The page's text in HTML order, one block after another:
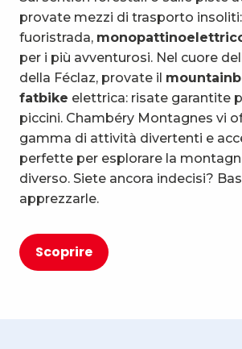
provate mezzi di trasporto insoliti:
fuoristrada, monopattino
per i più avventurosi. Nel cuore
della Féclaz, provate il
fatbike elettrica: risate garantite
piccini. Chambéry Montagnes vi
gamma di attività divertenti e
perfette per esplorare la
diverso. Siete ancora indecisi?
apprezzarle.
Scoprire